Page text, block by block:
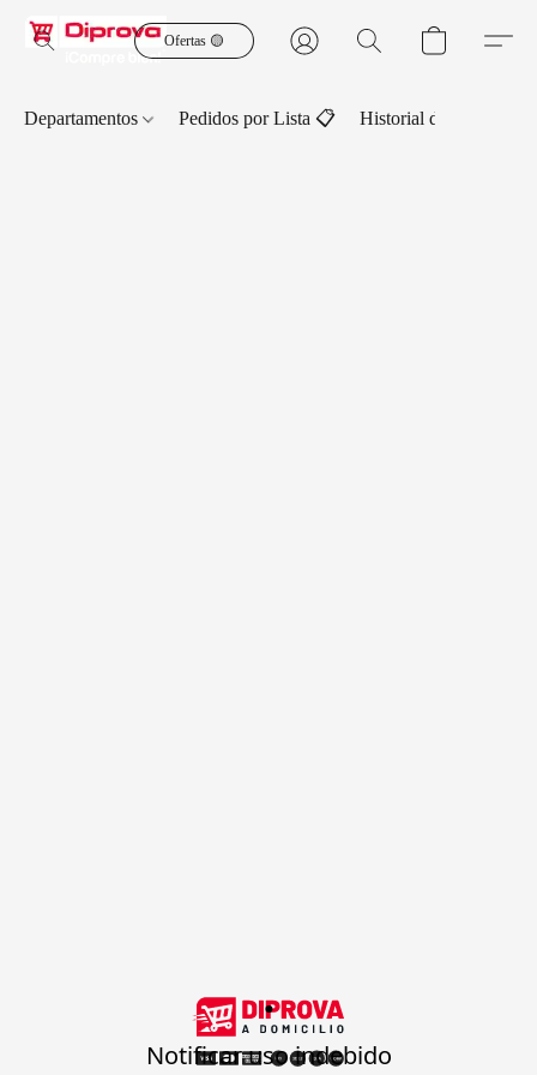
Ofertas 🟡
Departamentos Pedidos por Lista 📋 Historial de Pedidos
.
Notificar uso indebido